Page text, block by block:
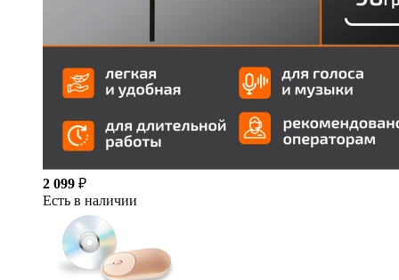
2 099 ₽
Есть в наличии